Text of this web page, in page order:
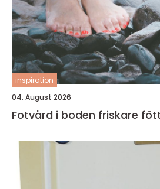
inspiration
04. August 2026
Fotvård i boden